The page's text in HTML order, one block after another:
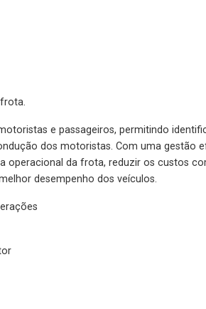
e passageiros, permitindo
dos motoristas. Com uma gestão
operacional da frota, reduzir os custos
desempenho dos veículos.